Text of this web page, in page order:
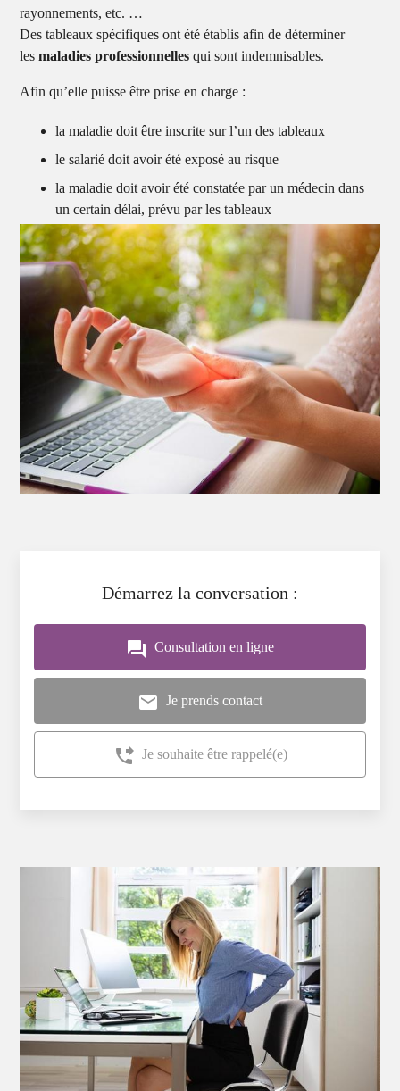
rayonnements, etc. …
Des tableaux spécifiques ont été établis afin de déterminer
lesmaladies professionnelles qui sont indemnisables.
Afin qu’elle puisse être prise en charge :
la maladie doit être inscrite sur l’un des tableaux
le salarié doit avoir été exposé au risque
la maladie doit avoir été constatée par un médecin dans
un certain délai, prévu par les tableaux
Démarrez la conversation :
question_answer Consultation en ligne
mail Je prends contact
phone_forwarded Je souhaite être rappelé(e)